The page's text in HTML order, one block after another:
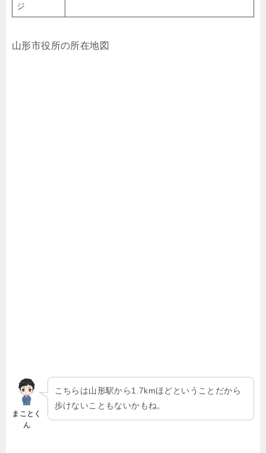
ジ
山形市役所の所在地図
まことく
ん
こちらは山形駅から1.7kmほどということだから
歩けないこともないかもね。